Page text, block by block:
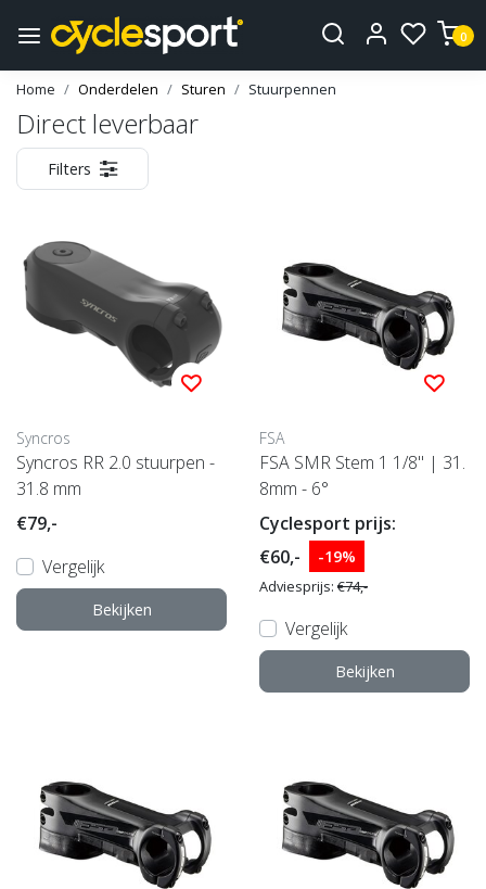
0
Home Onderdelen Sturen Stuurpennen
Direct leverbaar
Filters
Syncros
Syncros RR 2.0 stuurpen -
31.8 mm
€79,-
Vergelijk
Bekijken
FSA
FSA SMR Stem 1 1/8" | 31.
8mm - 6°
Cyclesport prijs:
€60,-
-19%
Adviesprijs: €74,-
Vergelijk
Bekijken